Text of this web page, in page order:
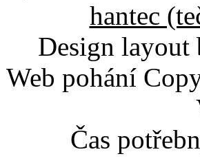
hantec
Design layout
Web pohání
Čas